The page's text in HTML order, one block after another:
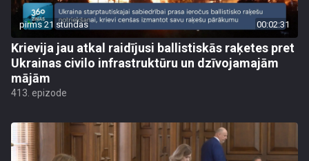
pirms 21 stundas 00:02:31
Krievija jau atkal raidījusi ballistiskās raķetes pret
Ukrainas civilo infrastruktūru un dzīvojamajām
mājām
413. epizode